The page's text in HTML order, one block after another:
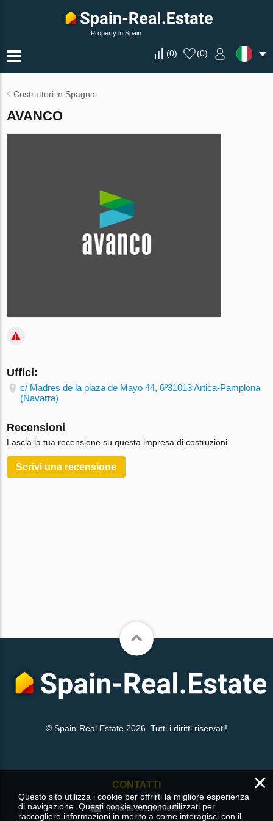
Property in Spain
(0) (0)
Costruttori in Spagna
AVANCO
Uffici:
c/ Madres de la plaza de Mayo 44, 6º31013 Artica-Pamplona
(Navarra)
Recensioni
Lascia la tua recensione su questa impresa di costruzioni.
Scrivi una recensione
© Spain-Real.Estate 2026. Tutti i diritti riservati!
CONTATTI
Invia la tua richiesta
×
Questo sito utilizza i cookie per offrirti la migliore esperienza
di navigazione. Questi cookie vengono utilizzati per
raccogliere informazioni in merito a come interagisci con il